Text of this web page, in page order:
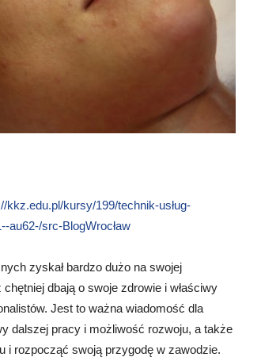
kkz.edu.pl/kursy/199/technik-usług-
au62-/src-BlogWrocław
zyskał bardzo dużo na swojej
dbają o swoje zdrowie i właściwy
Jest to ważna wiadomość dla
dalszej pracy i możliwość rozwoju, a także
i rozpocząć swoją przygodę w zawodzie.